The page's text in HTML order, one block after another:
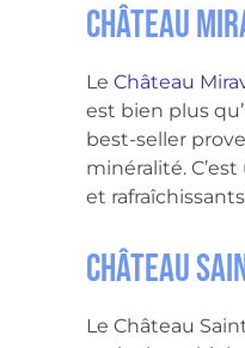
Château
Le Château
est bien plus
best-seller
minéralité.
et
Château
Le Château